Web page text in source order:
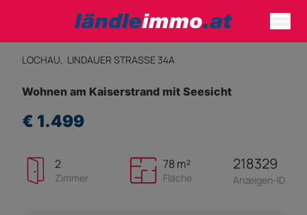
LOCHAU, LINDAUER STRASSE 34A
Wohnen am Kaiserstrand mit Seesicht
€ 1.499
2
Zimmer
78 m²
Fläche
218329
Anzeigen-ID